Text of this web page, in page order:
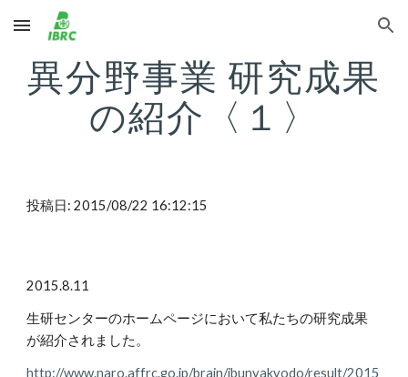
Skip to main content Skip to navigation
異分野事業 研究成果
の紹介〈１〉
投稿日: 2015/08/22 16:12:15
2015.8.11
生研センターのホームページにおいて私たちの研究成果
が紹介されました。
http://www.naro.affrc.go.jp/brain/ibunyakyodo/result/2015